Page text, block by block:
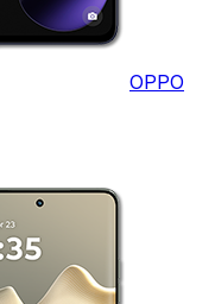
OPPO